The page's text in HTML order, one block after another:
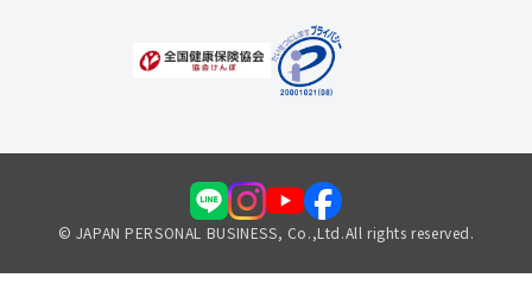
© JAPAN PERSONAL BUSINESS, Co.,Ltd.All rights reserved.